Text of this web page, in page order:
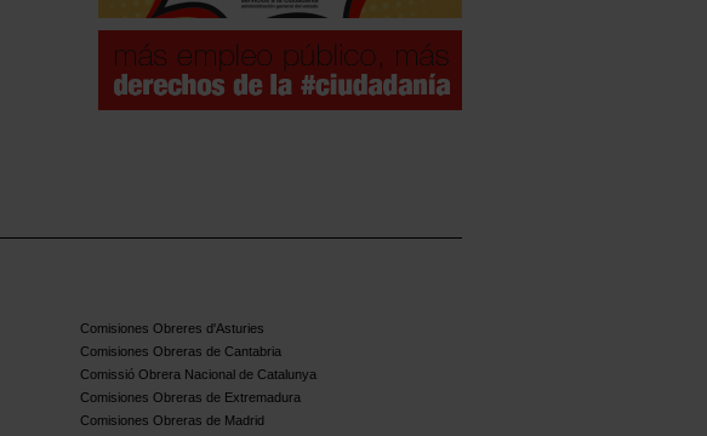
Comisiones Obreres d'Asturies
Comisiones Obreras de Cantabria
Comissió Obrera Nacional de Catalunya
Comisiones Obreras de Extremadura
Comisiones Obreras de Madrid